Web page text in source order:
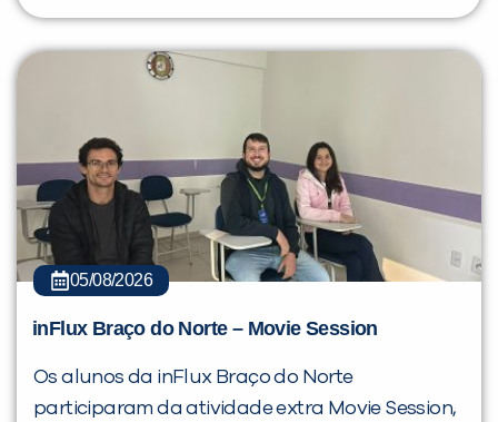
05/08/2026
inFlux Braço do Norte – Movie Session
Os alunos da inFlux Braço do Norte
participaram da atividade extra Movie Session,